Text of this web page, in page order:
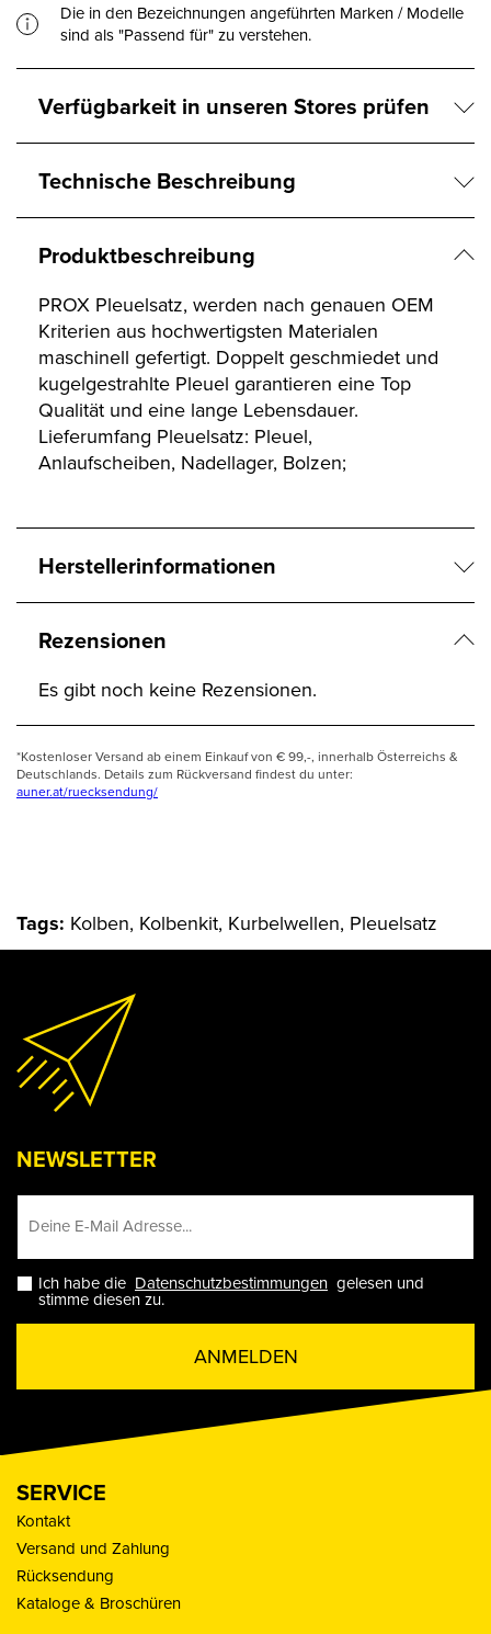
Die in den Bezeichnungen angeführten Marken / Modelle
sind als "Passend für" zu verstehen.
Verfügbarkeit in unseren Stores prüfen
Technische Beschreibung
Produktbeschreibung
PROX Pleuelsatz, werden nach genauen OEM
Kriterien aus hochwertigsten Materialen
maschinell gefertigt. Doppelt geschmiedet und
kugelgestrahlte Pleuel garantieren eine Top
Qualität und eine lange Lebensdauer.
Lieferumfang Pleuelsatz: Pleuel,
Anlaufscheiben, Nadellager, Bolzen;
Herstellerinformationen
Rezensionen
Es gibt noch keine Rezensionen.
*Kostenloser Versand ab einem Einkauf von € 99,-, innerhalb Österreichs &
Deutschlands. Details zum Rückversand findest du unter:
auner.at/ruecksendung/
Tags: Kolben, Kolbenkit, Kurbelwellen, Pleuelsatz
NEWSLETTER
Ich habe die Datenschutzbestimmungen gelesen und
stimme diesen zu.
ANMELDEN
SERVICE
Kontakt
Versand und Zahlung
Rücksendung
Kataloge & Broschüren